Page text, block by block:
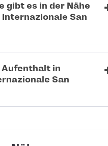
gibt es in der Nähe
San
Aufenthalt in
San